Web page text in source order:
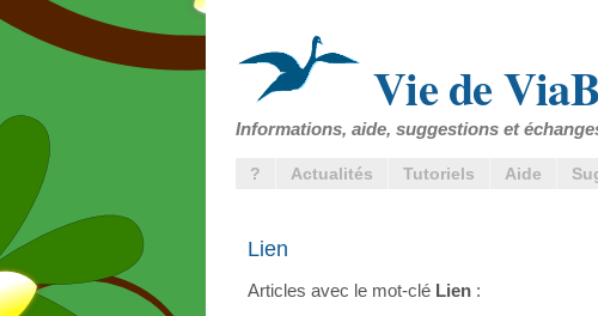
Vie de
Informations, aide, suggestions et
? Actualités Tutoriels Aide
Lien
Articles avec le mot-clé Lien :